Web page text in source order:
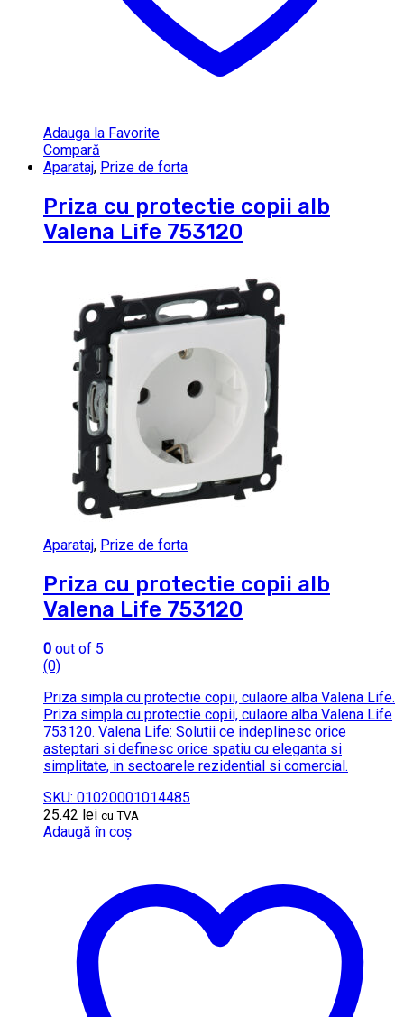
Adauga la Favorite
Compară
Aparataj, Prize de forta
Priza cu protectie copii alb
Valena Life 753120
Aparataj, Prize de forta
Priza cu protectie copii alb
Valena Life 753120
0 out of 5
(0)
Priza simpla cu protectie copii, culaore alba Valena Life.
Priza simpla cu protectie copii, culaore alba Valena Life
753120. Valena Life: Solutii ce indeplinesc orice
asteptari si definesc orice spatiu cu eleganta si
simplitate, in sectoarele rezidential si comercial.
SKU: 01020001014485
25.42 lei cu TVA
Adaugă în coș